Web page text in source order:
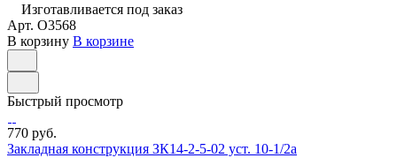
Изготавливается под заказ
Арт. O3568
В корзину В корзине
Быстрый просмотр
770 руб.
Закладная конструкция ЗК14-2-5-02 уст. 10-1/2а